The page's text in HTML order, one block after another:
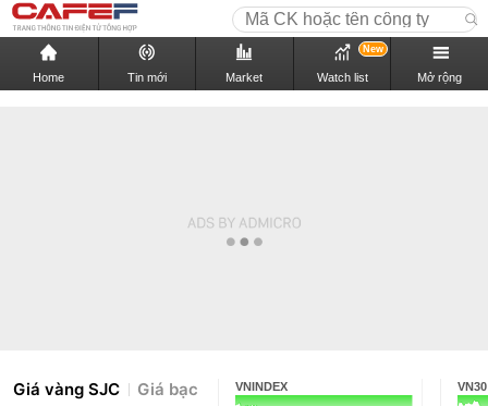
Home Tin mới Market Watch list
New
Mở rộng
Giá vàng SJC Giá bạc VNINDEX VN30